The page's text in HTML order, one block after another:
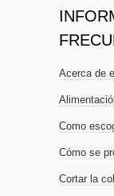
Acerca de
Como
Cómo se
Cortar la